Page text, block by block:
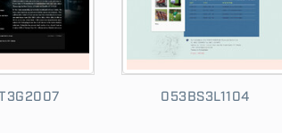
053BS3L1104